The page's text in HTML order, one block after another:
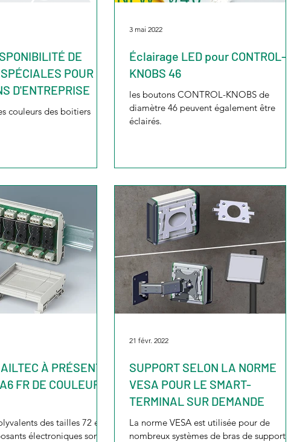
DE
POUR
D'ENTREPRISE
couleurs des boitiers
Éclairage LED pour CONTROL-
KNOBS 46
les boutons CONTROL-KNOBS de
diamètre 46 peuvent également être
éclairés.
3 mai 2022
À PRÉSENT
FR DE COULEUR
des tailles 72 et
électroniques sont
SUPPORT SELON LA NORME
VESA POUR LE SMART-
TERMINAL SUR DEMANDE
La norme VESA est utilisée pour de
nombreux systèmes de bras de support et
21 févr. 2022